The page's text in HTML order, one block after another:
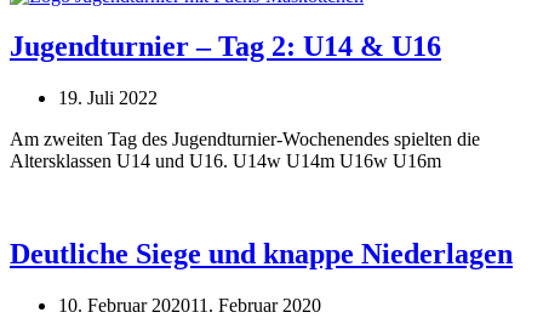
Jugendturnier – Tag 2: U14 & U16
19. Juli 2022
Am zweiten Tag des Jugendturnier-Wochenendes spielten die
Altersklassen U14 und U16. U14w U14m U16w U16m
Deutliche Siege und knappe Niederlagen
10. Februar 202011. Februar 2020